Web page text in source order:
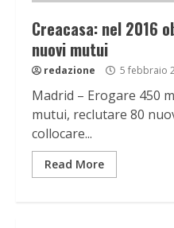
Creacasa: nel 2016
nuovi mutui
redazione 5 febbraio
Madrid – Erogare 450
mutui, reclutare 80
collocare...
Read More